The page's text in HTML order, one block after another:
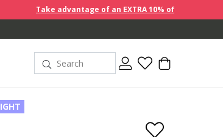
of an EXTRA 10% off discount prices when you